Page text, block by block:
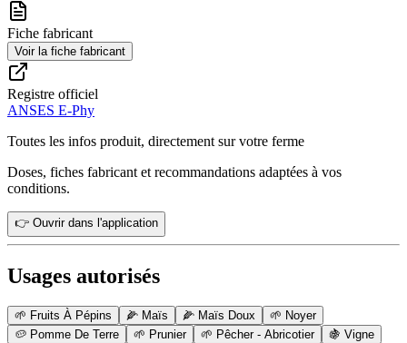
Fiche fabricant
Voir la fiche fabricant
Registre officiel
ANSES E-Phy
Toutes les infos produit, directement sur votre ferme
Doses, fiches fabricant et recommandations adaptées à vos
conditions.
👉 Ouvrir dans l'application
Usages autorisés
🌱 Fruits À Pépins 🌽 Maïs 🌽 Maïs Doux 🌱 Noyer
🥔 Pomme De Terre 🌱 Prunier 🌱 Pêcher - Abricotier 🍇 Vigne